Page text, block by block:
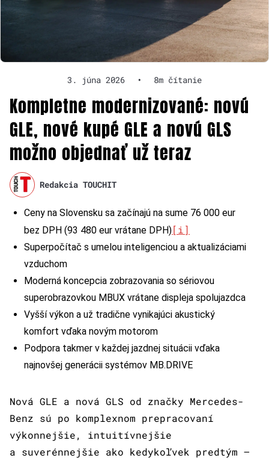
3. júna 2026 • 8m čítanie
Kompletne modernizované: novú
GLE, nové kupé GLE a novú GLS
možno objednať už teraz
Redakcia TOUCHIT
Ceny na Slovensku sa začínajú na sume 76 000 eur
bez DPH (93 480 eur vrátane DPH)[i]
Superpočítač s umelou inteligenciou a aktualizáciami
vzduchom
Moderná koncepcia zobrazovania so sériovou
superobrazovkou MBUX vrátane displeja spolujazdca
Vyšší výkon a už tradične vynikajúci akustický
komfort vďaka novým motorom
Podpora takmer v každej jazdnej situácii vďaka
najnovšej generácii systémov MB.DRIVE
Nová GLE a nová GLS od značky Mercedes-
Benz sú po komplexnom prepracovaní
výkonnejšie, intuitívnejšie
a suverénnejšie ako kedykoľvek predtým –